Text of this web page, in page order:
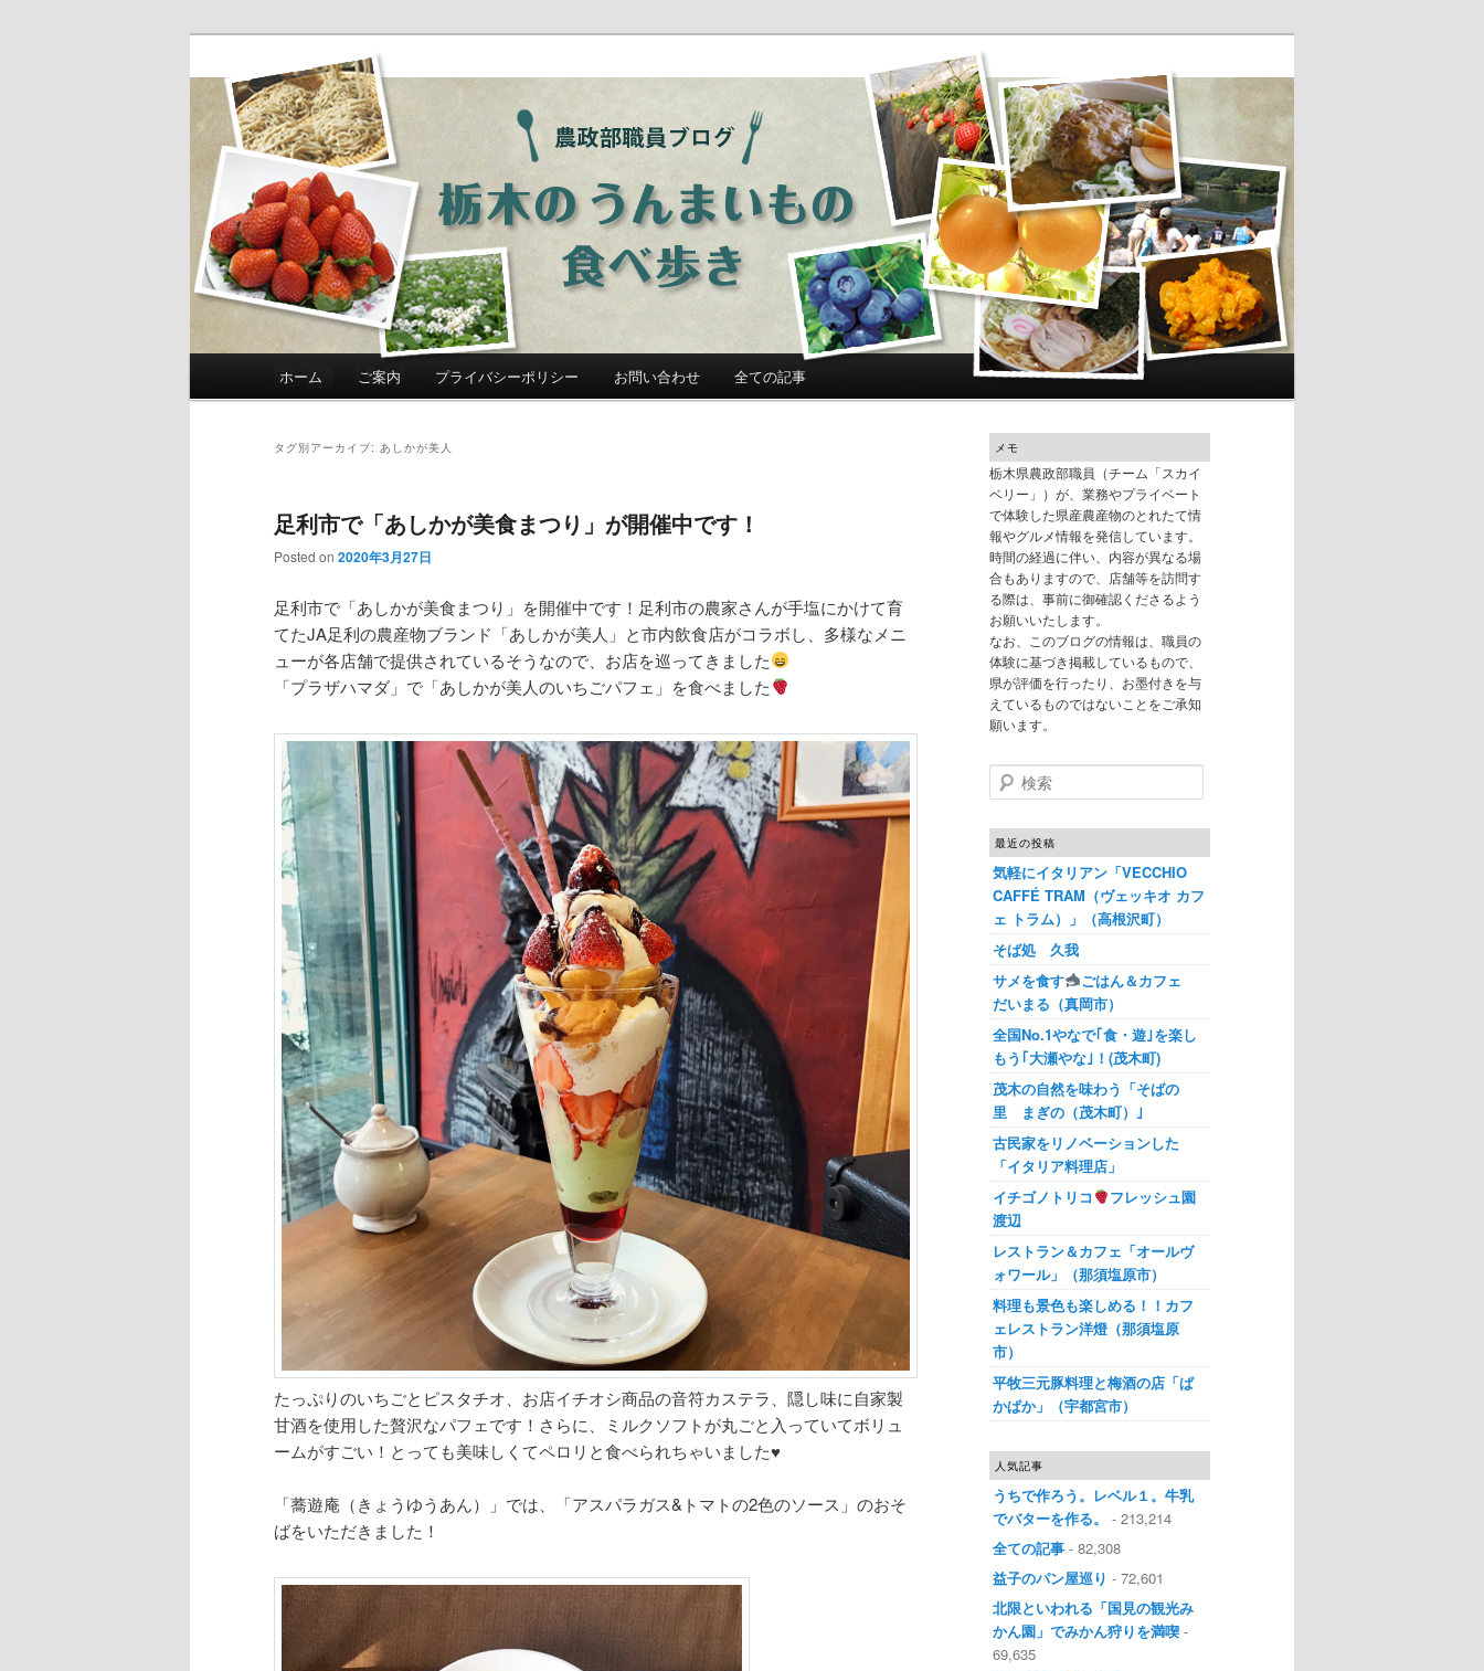
農政部職員ブログ「栃木のうんまいもの食べ歩
き」
メインコンテンツへ移動
サブコンテンツへ移動
ホーム ご案内 プライバシーポリシー お問い合わせ 全ての記事
タグ別アーカイブ: あしかが美人
足利市で「あしかが美食まつり」が開催中です！
Posted on 2020年3月27日
足利市で「あしかが美食まつり」を開催中です！足利市の農家さんが手塩にかけて育
てたJA足利の農産物ブランド「あしかが美人」と市内飲食店がコラボし、多様なメニ
ューが各店舗で提供されているそうなので、お店を巡ってきました
「プラザハマダ」で「あしかが美人のいちごパフェ」を食べました
たっぷりのいちごとピスタチオ、お店イチオシ商品の音符カステラ、隠し味に自家製
甘酒を使用した贅沢なパフェです！さらに、ミルクソフトが丸ごと入っていてボリュ
ームがすごい！とっても美味しくてペロリと食べられちゃいました♥
「蕎遊庵（きょうゆうあん）」では、「アスパラガス&トマトの2色のソース」のおそ
ばをいただきました！
メモ
栃木県農政部職員（チーム「スカイ
ベリー」）が、業務やプライベート
で体験した県産農産物のとれたて情
報やグルメ情報を発信しています。
時間の経過に伴い、内容が異なる場
合もありますので、店舗等を訪問す
る際は、事前に御確認くださるよう
お願いいたします。
なお、このブログの情報は、職員の
体験に基づき掲載しているもので、
県が評価を行ったり、お墨付きを与
えているものではないことをご承知
願います。
検索
最近の投稿
気軽にイタリアン「VECCHIO
CAFFÉ TRAM（ヴェッキオ カフ
ェ トラム）」（高根沢町）
そば処 久我
サメを食す
ごはん＆カフェ
だいまる（真岡市）
全国No.1やなで｢食・遊｣を楽し
もう｢大瀬やな｣！(茂木町)
茂木の自然を味わう「そばの
里 まぎの（茂木町）｣
古民家をリノベーションした
「イタリア料理店」
イチゴノトリコ
フレッシュ園
渡辺
レストラン＆カフェ「オールヴ
ォワール」（那須塩原市）
料理も景色も楽しめる！！カフ
ェレストラン洋燈（那須塩原
市）
平牧三元豚料理と梅酒の店「ぱ
かぱか」（宇都宮市）
人気記事
うちで作ろう。レベル１。牛乳
でバターを作る。
- 213,214
全ての記事 - 82,308
益子のパン屋巡り - 72,601
北限といわれる「国見の観光み
かん園」でみかん狩りを満喫 -
69,635